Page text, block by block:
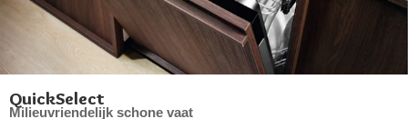
QuickSelect
Milieuvriendelijk schone vaat